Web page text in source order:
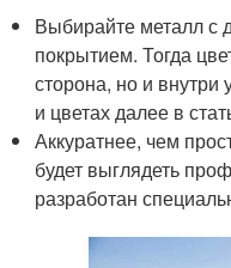
Выбирайте металл с
покрытием. Тогда
сторона, но и внутри
и цветах далее в
Аккуратнее, чем
будет выглядеть
разработан